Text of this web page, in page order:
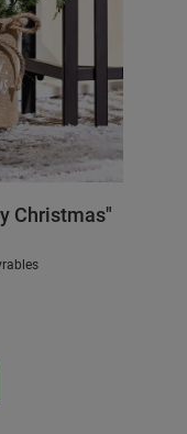
Christmas"
la quantité